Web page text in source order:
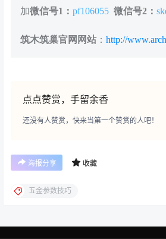
加微信号1： pf106055 微信号2：
筑木筑巢官网网站 ： http://
点点赞赏，手留余香
还没有人赞赏，快来当第一个赞赏的人吧！
海报分享 收藏
五金参数技巧